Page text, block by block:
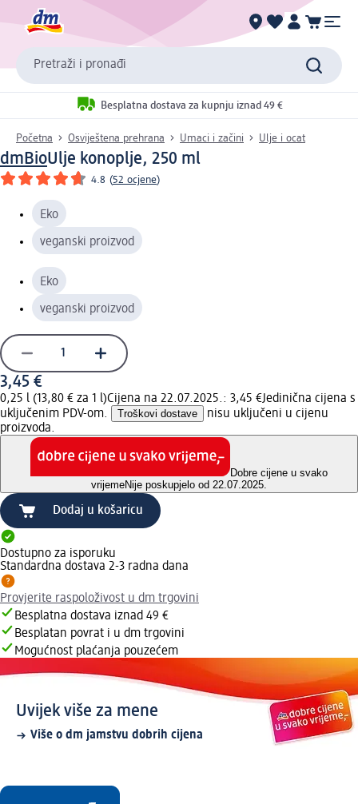
Pretraži i pronađi
Besplatna dostava za kupnju iznad 49 €
Početna Osviještena prehrana Umaci i začini Ulje i ocat
dmBioUlje konoplje, 250 ml
4.8 (52 ocjene)
Eko
veganski proizvod
Eko
veganski proizvod
3,45 €
0,25 l (13,80 € za 1 l)Cijena na 22.07.2025.: 3,45 €Jedinična cijena s
uključenim PDV-om.
Troškovi dostave
nisu uključeni u cijenu
proizvoda.
Dobre cijene u svako
vrijemeNije poskupjelo od 22.07.2025.
Dodaj u košaricu
Dostupno za isporuku
Standardna dostava 2-3 radna dana
Provjerite raspoloživost u dm trgovini
Besplatna dostava iznad 49 €
Besplatan povrat i u dm trgovini
Mogućnost plaćanja pouzećem
Uvijek više za mene
Više o dm jamstvu dobrih cijena